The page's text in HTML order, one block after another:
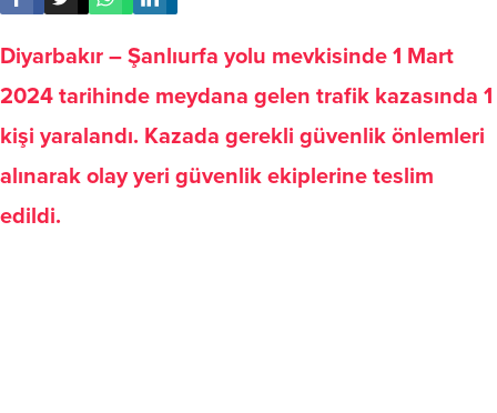
Diyarbakır – Şanlıurfa yolu mevkisinde 1 Mart
2024 tarihinde meydana gelen trafik kazasında 1
kişi yaralandı. Kazada gerekli güvenlik önlemleri
alınarak olay yeri güvenlik ekiplerine teslim
edildi.